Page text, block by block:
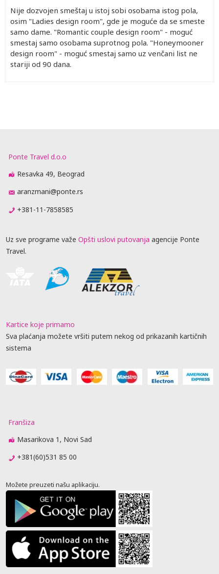
Nije dozvojen smeštaj u istoj sobi osobama istog pola,
osim "Ladies design room", gde je moguće da se smeste
samo dame. "Romantic couple design room" - moguć
smestaj samo osobama suprotnog pola. "Honeymooner
design room" - moguć smestaj samo uz venčani list ne
stariji od 90 dana.
Ponte Travel d.o.o
Resavka 49, Beograd
aranzmani@ponte.rs
+381-11-7858585
Uz sve programe važe Opšti uslovi putovanja agencije Ponte
Travel.
Kartice koje primamo
Sva plaćanja možete vršiti putem nekog od prikazanih kartičnih
sistema
Franšiza
Masarikova 1, Novi Sad
+381(60)531 85 00
Možete preuzeti našu aplikaciju.